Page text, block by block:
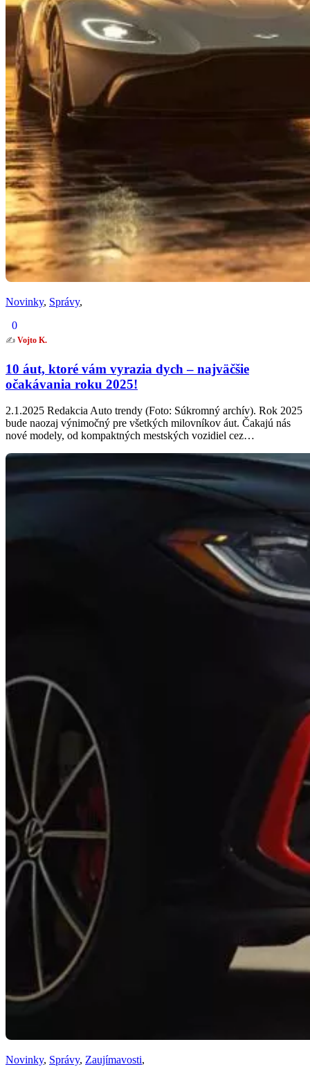
Novinky, Správy,
0
✍️ Vojto K.
10 áut, ktoré vám vyrazia dych – najväčšie
očakávania roku 2025!
2.1.2025 Redakcia Auto trendy (Foto: Súkromný archív). Rok 2025
bude naozaj výnimočný pre všetkých milovníkov áut. Čakajú nás
nové modely, od kompaktných mestských vozidiel cez…
Novinky, Správy, Zaujímavosti,